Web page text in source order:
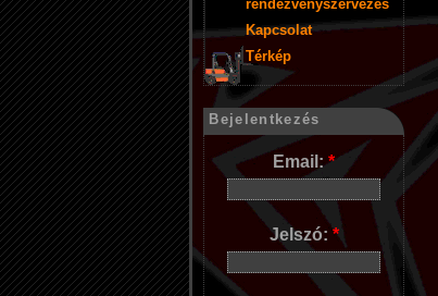
rendezvényszervezés
Kapcsolat
Térkép
Bejelentkezés
Email:*
Jelszó: *